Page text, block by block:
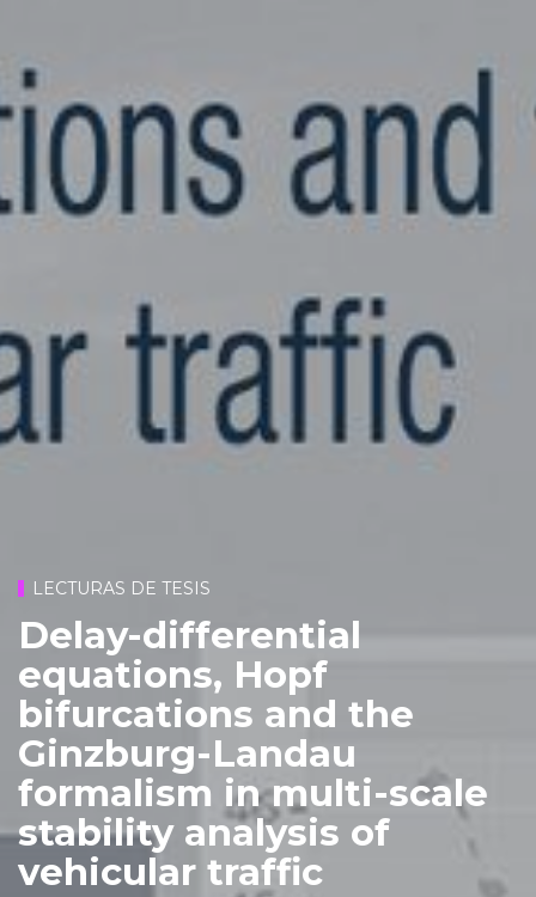
LECTURAS DE TESIS
Delay-differential
equations, Hopf
bifurcations and the
Ginzburg-Landau
formalism in multi-scale
stability analysis of
vehicular traffic